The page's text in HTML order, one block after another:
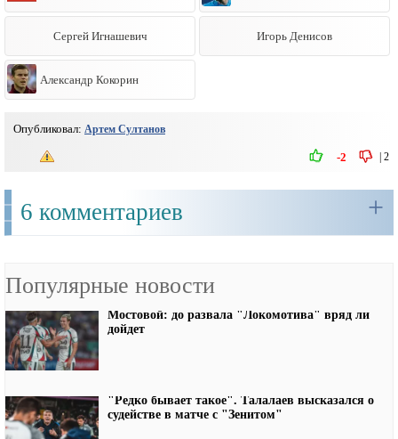
Сергей Игнашевич Игорь Денисов
Александр Кокорин
Опубликовал: Артем Султанов
2
-2
6 комментариев +
Популярные новости
Мостовой: до развала "Локомотива" вряд ли
дойдет
"Редко бывает такое". Талалаев высказался о
судействе в матче с "Зенитом"